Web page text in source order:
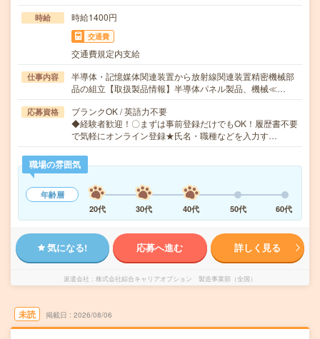
時給 時給1400円
交通費
交通費規定内支給
仕事内容
半導体・記憶媒体関連装置から放射線関連装置精密機械部
品の組立【取扱製品情報】半導体パネル製品、機械≪…
応募資格
ブランクOK / 英語力不要
◆経験者歓迎！〇まずは事前登録だけでもOK！履歴書不要
で気軽にオンライン登録★氏名・職種などを入力す…
職場の雰囲気
年齢層
20代
30代 40代 50代 60代
気になる! 応募へ進む 詳しく見る
派遣会社 株式会社綜合キャリアオプション 製造事業部（全国）
未読 掲載日 2026/08/06